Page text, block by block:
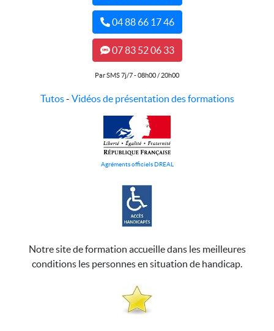
04 88 66 17 46
07 83 52 06 33
Par SMS 7j/7 - 08h00 / 20h00
Tutos- Vidéos de présentation des formations
Agréments officiels DREAL
Notre site de formation accueille dans les meilleures
conditions les personnes en situation de handicap.